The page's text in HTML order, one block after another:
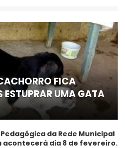
FICA
UMA GATA
da Rede Municipal
acontecerá dia 8 de fevereiro.